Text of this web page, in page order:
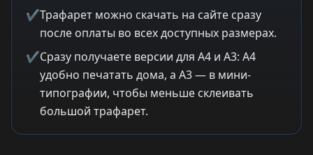
✔Трафарет можно скачать на сайте сразу
после оплаты во всех доступных размерах.
✔Сразу получаете версии для A4 и A3: A4
удобно печатать дома, а A3 — в мини-
типографии, чтобы меньше склеивать
большой трафарет.